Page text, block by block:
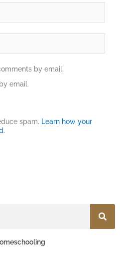
by email.
email.
spam. Learn how your